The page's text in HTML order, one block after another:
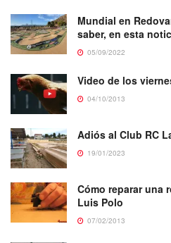
Mundial en
saber, en esta
05/09/2022
Video de los
04/10/2013
Adiós al Club RC
19/01/2023
Cómo reparar una
Luis Polo
07/02/2013